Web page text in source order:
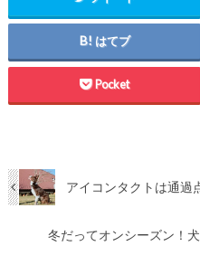
はてブ
Pocket
アイコンタクトは通過
冬だってオンシーズン！